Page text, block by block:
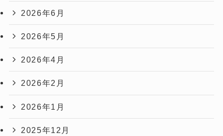
2026年6月
2026年5月
2026年4月
2026年2月
2026年1月
2025年12月